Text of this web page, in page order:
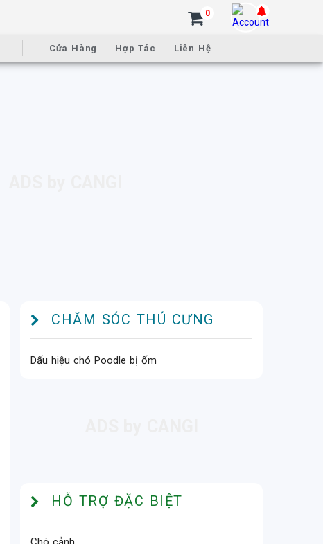
0
Cửa Hàng Hợp Tác Liên Hệ
CHĂM SÓC THÚ CƯNG
Dấu hiệu chó Poodle bị ốm
HỖ TRỢ ĐẶC BIỆT